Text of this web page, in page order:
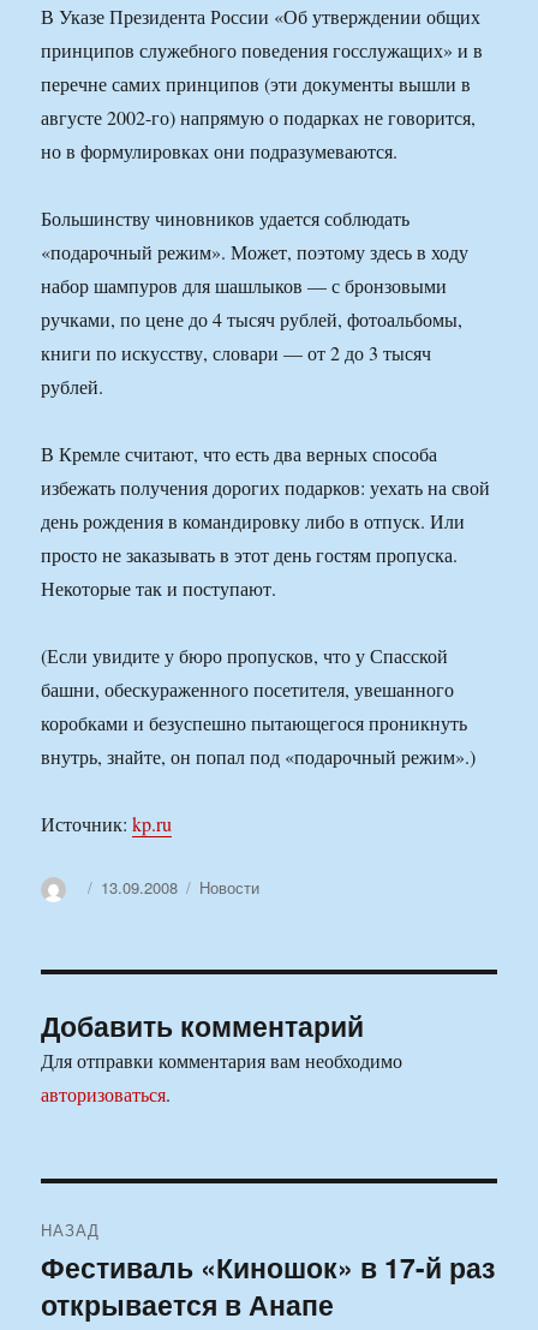
В Указе Президента России «Об утверждении общих
принципов служебного поведения госслужащих» и в
перечне самих принципов (эти документы вышли в
августе 2002-го) напрямую о подарках не говорится,
но в формулировках они подразумеваются.
Большинству чиновников удается соблюдать
«подарочный режим». Может, поэтому здесь в ходу
набор шампуров для шашлыков — с бронзовыми
ручками, по цене до 4 тысяч рублей, фотоальбомы,
книги по искусству, словари — от 2 до 3 тысяч
рублей.
В Кремле считают, что есть два верных способа
избежать получения дорогих подарков: уехать на свой
день рождения в командировку либо в отпуск. Или
просто не заказывать в этот день гостям пропуска.
Некоторые так и поступают.
(Если увидите у бюро пропусков, что у Спасской
башни, обескураженного посетителя, увешанного
коробками и безуспешно пытающегося проникнуть
внутрь, знайте, он попал под «подарочный режим».)
Источник:kp.ru
АвторОпубликовано
13.09.2008 Рубрики
Новости
Добавить комментарий
Для отправки комментария вам необходимо
авторизоваться.
по
записям
НАЗАД
Предыдущая
запись:
Фестиваль «Киношок» в 17-й раз
открывается в Анапе